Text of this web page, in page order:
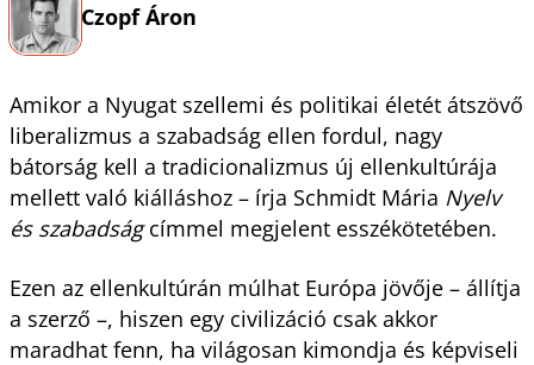
Czopf Áron
Amikor a Nyugat szellemi és politikai életét átszövő
liberalizmus a szabadság ellen fordul, nagy
bátorság kell a tradicionalizmus új ellenkultúrája
mellett való kiálláshoz – írja Schmidt Mária Nyelv
és szabadságcímmel megjelent esszékötetében.
Ezen az ellenkultúrán múlhat Európa jövője – állítja
a szerző –, hiszen egy civilizáció csak akkor
maradhat fenn, ha világosan kimondja és képviseli